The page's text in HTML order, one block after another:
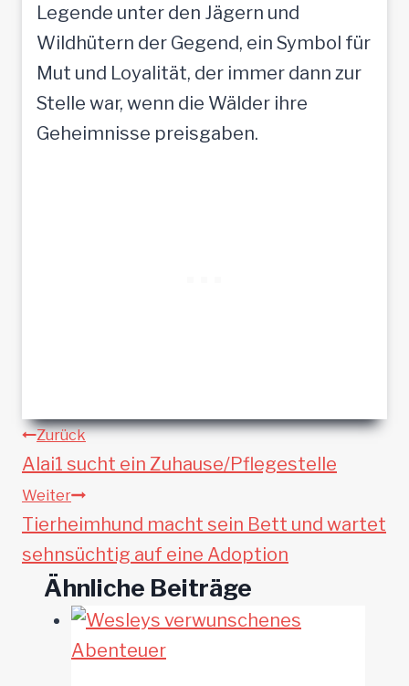
Legende unter den Jägern und
Wildhütern der Gegend, ein Symbol für
Mut und Loyalität, der immer dann zur
Stelle war, wenn die Wälder ihre
Geheimnisse preisgaben.
Beitragsnavigation
Zurück
Alai1 sucht ein Zuhause/Pflegestelle
Weiter
Tierheimhund macht sein Bett und wartet
sehnsüchtig auf eine Adoption
Ähnliche Beiträge